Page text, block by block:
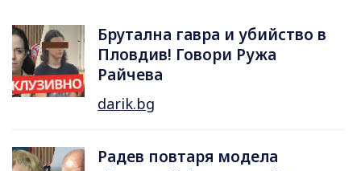
Брутална гавра и убийство в
Пловдив! Говори Ружа
Райчева
darik.bg
Радев повтаря модела